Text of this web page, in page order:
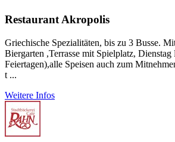
Restaurant Akropolis
Griechische Spezialitäten, bis zu 3 Busse.
Biergarten ,Terrasse mit Spielplatz, Dienstag
Feiertagen),alle Speisen auch zum
t ...
Weitere Infos